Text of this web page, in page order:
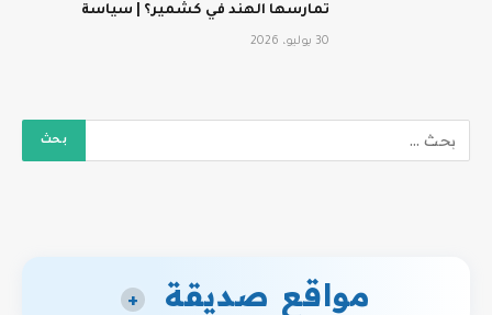
تمارسها الهند في كشمير؟ | سياسة
30 يوليو، 2026
مواقع صديقة +